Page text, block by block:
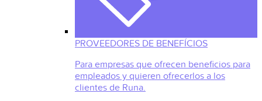
PROVEEDORES DE BENEFÍCIOS
Para empresas que ofrecen beneficios para
empleados y quieren ofrecerlos a los
clientes de Runa.